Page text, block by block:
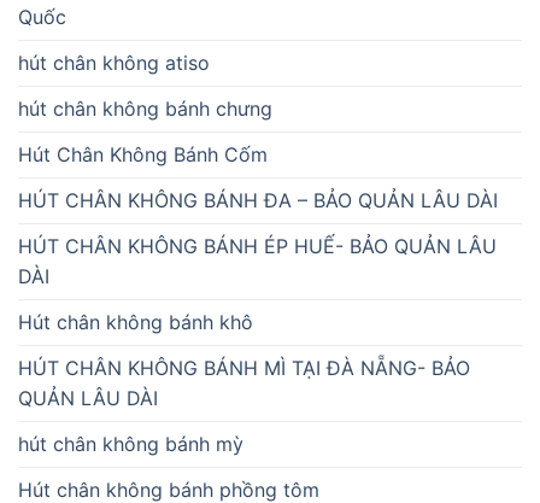
Quốc
hút chân không atiso
hút chân không bánh chưng
Hút Chân Không Bánh Cốm
HÚT CHÂN KHÔNG BÁNH ĐA – BẢO QUẢN LÂU DÀI
HÚT CHÂN KHÔNG BÁNH ÉP HUẾ- BẢO QUẢN LÂU
DÀI
Hút chân không bánh khô
HÚT CHÂN KHÔNG BÁNH MÌ TẠI ĐÀ NẴNG- BẢO
QUẢN LÂU DÀI
hút chân không bánh mỳ
Hút chân không bánh phồng tôm